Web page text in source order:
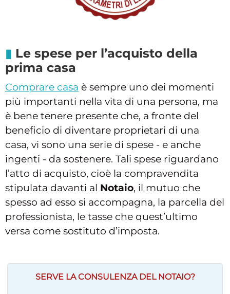
Le spese per l’acquisto della
prima casa
Comprare casa è sempre uno dei momenti
più importanti nella vita di una persona, ma
è bene tenere presente che, a fronte del
beneficio di diventare proprietari di una
casa, vi sono una serie di spese - e anche
ingenti - da sostenere. Tali spese riguardano
l’atto di acquisto, cioè la compravendita
stipulata davanti al Notaio, il mutuo che
spesso ad esso si accompagna, la parcella del
professionista, le tasse che quest’ultimo
versa come sostituto d’imposta.
SERVE LA CONSULENZA DEL NOTAIO?